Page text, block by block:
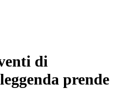
di
prende